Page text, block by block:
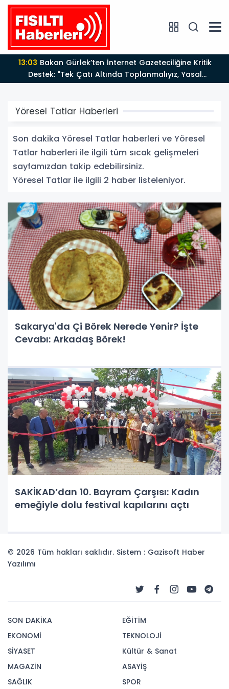
13:03
Destek: "Tek Çatı Altında Toplanmalıyız, Yasal
Düzenlemeye Hazırız"
Yöresel Tatlar Haberleri
Son dakika Yöresel Tatlar haberleri ve Yöresel
Tatlar haberleri ile ilgili tüm sıcak gelişmeleri
sayfamızdan takip edebilirsiniz.
Yöresel Tatlar ile ilgili 2 haber listeleniyor.
Sakarya'da Çi Börek Nerede Yenir? İşte
Cevabı: Arkadaş Börek!
SAKİKAD’dan 10. Bayram Çarşısı: Kadın
emeğiyle dolu festival kapılarını açtı
© 2026 Tüm hakları saklıdır. Sistem : Gazisoft Haber
Yazılımı
SON DAKİKA
EKONOMİ
SİYASET
MAGAZİN
SAĞLIK
EĞİTİM
TEKNOLOJİ
Kültür & Sanat
ASAYİŞ
SPOR